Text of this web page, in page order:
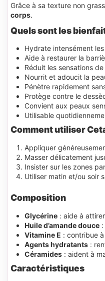
Grâce à sa texture non
corps.
Quels sont les
Hydrate intensément
Aide à restaurer la
Réduit les sensations
Nourrit et adoucit la
Pénètre rapidement
Protège contre le
Convient aux peaux
Utilisable
Comment utiliser
Appliquer
Masser délicatement
Insister sur les zones
Utiliser matin et/ou soir
Composition
Glycérine : aide à
Huile d’amande douce
Vitamine E : contribue
Agents hydratants :
Céramides : aident à
Caractéristiques